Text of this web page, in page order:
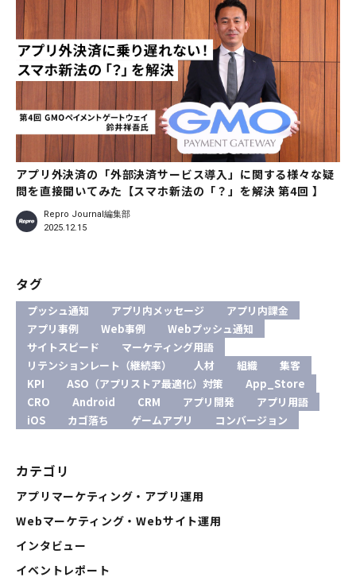
アプリ外決済の「外部決済サービス導入」に関する様々な疑
問を直接聞いてみた【スマホ新法の「？」を解決 第4回 】
Repro Journal編集部
2025.12.15
タグ
プッシュ通知 アプリ内メッセージ
アプリ内課金
アプリ事例
Web事例
Webプッシュ通知
サイトスピード
マーケティング用語
リテンションレート（継続率）
人材 組織
集客
KPI
ASO（アプリストア最適化）対策
App_Store
CRO
Android CRM アプリ開発
アプリ用語
iOS
カゴ落ち ゲームアプリ コンバージョン
カテゴリ
アプリマーケティング・アプリ運用
Webマーケティング・Webサイト運用
インタビュー
イベントレポート